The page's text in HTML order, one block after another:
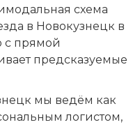
схема
в Новокузнецк в
с прямой
предсказуемые
мы ведём как
логистом,